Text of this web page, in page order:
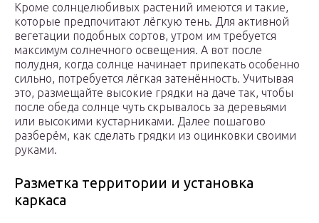
Кроме солнцелюбивых растений имеются и такие,
которые предпочитают лёгкую тень. Для активной
вегетации подобных сортов, утром им требуется
максимум солнечного освещения. А вот после
полудня, когда солнце начинает припекать особенно
сильно, потребуется лёгкая затенённость. Учитывая
это, размещайте высокие грядки на даче так, чтобы
после обеда солнце чуть скрывалось за деревьями
или высокими кустарниками. Далее пошагово
разберём, как сделать грядки из оцинковки своими
руками.
Разметка территории и установка
каркаса